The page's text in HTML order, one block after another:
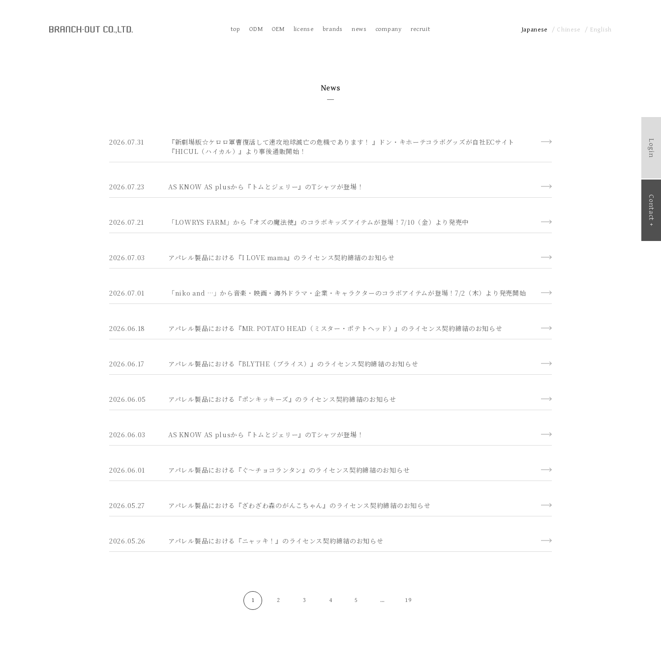
top ODM OEM license brands news company recruit Japanese Chinese English
Login
Contact +
News
2026.07.31
『新劇場版☆ケロロ軍曹復活して速攻地球滅亡の危機であります！ 』ドン・キホーテコラボグッズが自社ECサイト
『HICUL（ハイカル）』より事後通販開始！
2026.07.23 AS KNOW AS plusから『トムとジェリー』のTシャツが登場！
2026.07.21 「LOWRYS FARM」から『オズの魔法使』のコラボキッズアイテムが登場！7/10（金）より発売中
2026.07.03 アパレル製品における『I LOVE mama』のライセンス契約締結のお知らせ
2026.07.01 「niko and …」から音楽・映画・海外ドラマ・企業・キャラクターのコラボアイテムが登場！7/2（木）より発売開始
2026.06.18 アパレル製品における『MR. POTATO HEAD（ミスター・ポテトヘッド）』のライセンス契約締結のお知らせ
2026.06.17 アパレル製品における『BLYTHE（ブライス）』のライセンス契約締結のお知らせ
2026.06.05 アパレル製品における『ポンキッキーズ』のライセンス契約締結のお知らせ
2026.06.03 AS KNOW AS plusから『トムとジェリー』のTシャツが登場！
2026.06.01 アパレル製品における『ぐ～チョコランタン』のライセンス契約締結のお知らせ
2026.05.27 アパレル製品における『ざわざわ森のがんこちゃん』のライセンス契約締結のお知らせ
2026.05.26 アパレル製品における『ニャッキ！』のライセンス契約締結のお知らせ
1 2 3 4 5 … 19